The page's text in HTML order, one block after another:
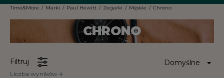
Time&More / Marki / Paul Hewitt / Zegarki / Męskie / Chrono
CHRONO
Filtruj
Liczba wyników 4